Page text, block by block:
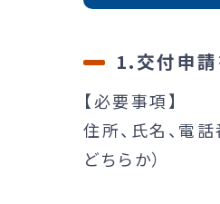
1.交付申請
【必要事項】
住所、氏名、電
どちらか）